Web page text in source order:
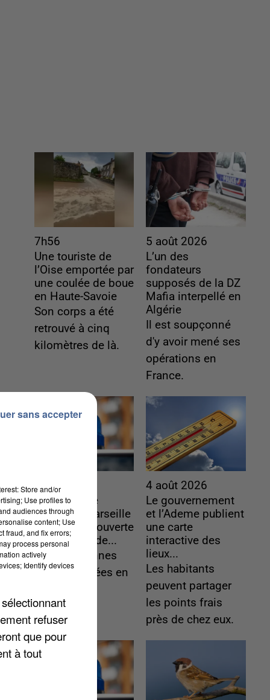
7h56
Une touriste de
l’Oise emportée par
une coulée de boue
en Haute-Savoie
Son corps a été
retrouvé à cinq
kilomètres de là.
5 août 2026
L’un des
fondateurs
supposés de la DZ
Mafia interpellé en
Algérie
Il est soupçonné
d'y avoir mené ses
opérations en
France.
5 août 2026
Une enquête
ouverte à Marseille
après la découverte
d’un enfant de...
Trois personnes
ont été placées en
4 août 2026
Le gouvernement
et l’Ademe publient
une carte
interactive des
lieux...
Les habitants
peuvent partager
les points frais
près de chez eux.
Store and/or
Use profiles to
audiences through
content; Use
fraud, and fix errors;
process personal
actively
Identify devices
refuser
que pour
à tout
sans accepter